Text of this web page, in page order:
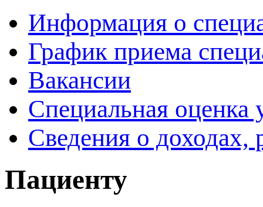
Информация о
График приема
Вакансии
Специальная оценка
Сведения о доходах,
Пациенту